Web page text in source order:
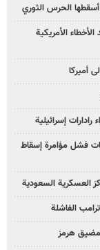
أسقطها الحرس الثوري
الأمريكية
أميركا
إسرائيلية
فشل مؤامرة إسقاط
العسكرية السعودية
الفاشلة
هرمز